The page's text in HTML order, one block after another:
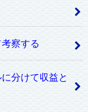
察する
分けて収益と